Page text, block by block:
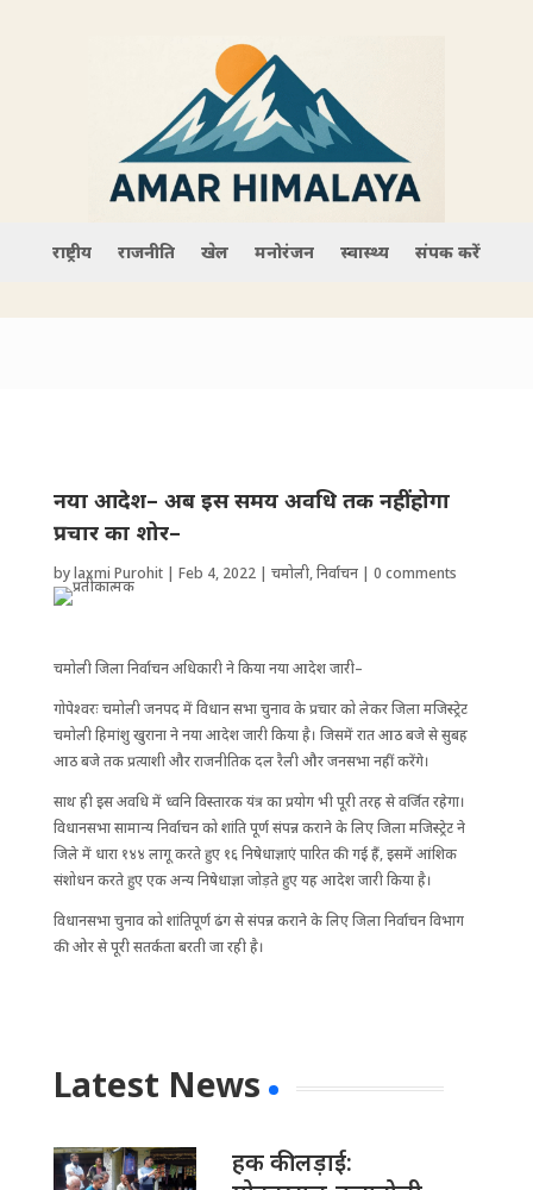
राष्ट्रीय राजनीति खेल मनोरंजन स्वास्थ्य संपर्क करें
नया आदेश– अब इस समय अवधि तक नहीं होगा
प्रचार का शोर–
bylaxmi Purohit| Feb 4, 2022| चमोली,निर्वाचन| 0 comments
चमोली जिला निर्वाचन अधिकारी ने किया नया आदेश जारी–
गोपेश्वरः चमोली जनपद में विधान सभा चुनाव के प्रचार को लेकर जिला मजिस्ट्रेट
चमोली हिमांशु खुराना ने नया आदेश जारी किया है। जिसमें रात आठ बजे से सुबह
आठ बजे तक प्रत्याशी और राजनीतिक दल रैली और जनसभा नहीं करेंगे।
साथ ही इस अवधि में ध्वनि विस्तारक यंत्र का प्रयोग भी पूरी तरह से वर्जित रहेगा।
विधानसभा सामान्य निर्वाचन को शांति पूर्ण संपन्न कराने के लिए जिला मजिस्ट्रेट ने
जिले में धारा १४४ लागू करते हुए १६ निषेधाज्ञाएं पारित की गई हैं, इसमें आंशिक
संशोधन करते हुए एक अन्य निषेधाज्ञा जोड़ते हुए यह आदेश जारी किया है।
विधानसभा चुनाव को शांतिपूर्ण ढंग से संपन्न कराने के लिए जिला निर्वाचन विभाग
की ओर से पूरी सतर्कता बरती जा रही है।
Latest News
हक की लड़ाई: